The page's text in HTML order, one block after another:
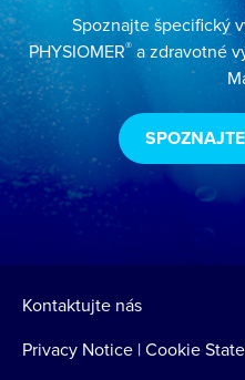
Spoznajte špecifický
PHYSIOMER® a zdravotné
Kontaktujte nás
Privacy Notice |Cookie